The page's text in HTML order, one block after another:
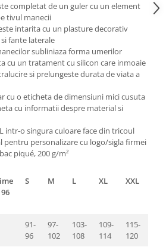
completat de un guler cu un element
tivul manecii
intarita cu un plasture decorativ
fante laterale
subliniaza forma umerilor
cu un tratament cu silicon care inmoaie
si prelungeste durata de viata a
cu o eticheta de dimensiuni mici cusuta
cu informatii despre material si
intr-o singura culoare face din tricoul
pentru personalizare cu logo/sigla firmei
piqué, 200 g/m²
S M L XL XXL
91-
96
97-
102
103-
108
109-
114
115-
120